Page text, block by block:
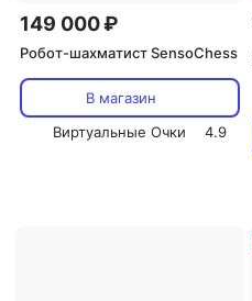
149 000 ₽
Робот-шахматист SensoChess
В магазин
Виртуальные Очки
4.9